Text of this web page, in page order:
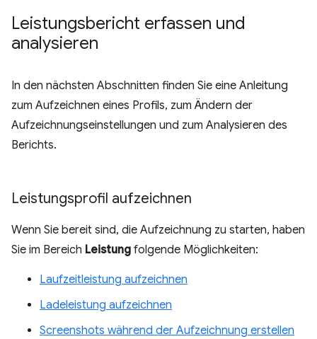
Leistungsbericht erfassen und
analysieren
In den nächsten Abschnitten finden Sie eine Anleitung
zum Aufzeichnen eines Profils, zum Ändern der
Aufzeichnungseinstellungen und zum Analysieren des
Berichts.
Leistungsprofil aufzeichnen
Wenn Sie bereit sind, die Aufzeichnung zu starten, haben
Sie im Bereich Leistung folgende Möglichkeiten:
Laufzeitleistung aufzeichnen
Ladeleistung aufzeichnen
Screenshots während der Aufzeichnung erstellen